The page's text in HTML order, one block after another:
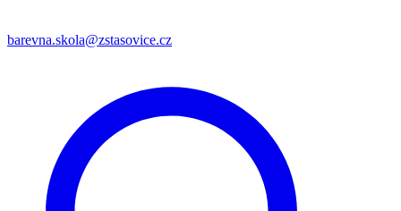
barevna.skola@zstasovice.cz